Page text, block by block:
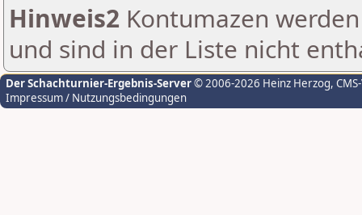
Hinweis2 Kontumazen
und sind in der Liste nicht
Der Schachturnier-Ergebnis-Server© 2006-2026 Heinz Herzog,
Impressum / Nutzungsbedingungen